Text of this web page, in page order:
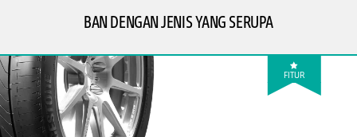
BAN DENGAN JENIS YANG SERUPA
FITUR